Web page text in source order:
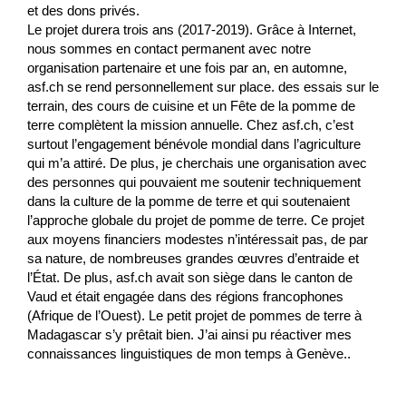
et des dons privés.
Le projet durera trois ans (2017-2019). Grâce à Internet,
nous sommes en contact permanent avec notre
organisation partenaire et une fois par an, en automne,
asf.ch se rend personnellement sur place. des essais sur le
terrain, des cours de cuisine et un Fête de la pomme de
terre complètent la mission annuelle. Chez asf.ch, c’est
surtout l’engagement bénévole mondial dans l’agriculture
qui m’a attiré. De plus, je cherchais une organisation avec
des personnes qui pouvaient me soutenir techniquement
dans la culture de la pomme de terre et qui soutenaient
l’approche globale du projet de pomme de terre. Ce projet
aux moyens financiers modestes n’intéressait pas, de par
sa nature, de nombreuses grandes œuvres d’entraide et
l’État. De plus, asf.ch avait son siège dans le canton de
Vaud et était engagée dans des régions francophones
(Afrique de l’Ouest). Le petit projet de pommes de terre à
Madagascar s’y prêtait bien. J’ai ainsi pu réactiver mes
connaissances linguistiques de mon temps à Genève..